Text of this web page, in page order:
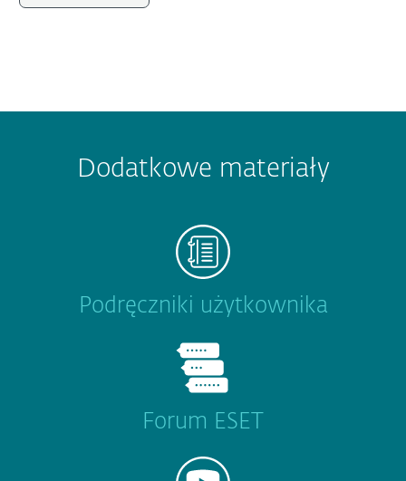
Dodatkowe materiały
Podręczniki użytkownika
Forum ESET